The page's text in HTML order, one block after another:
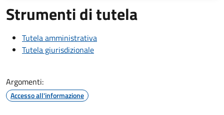
Strumenti di tutela
Tutela amministrativa
Tutela giurisdizionale
Argomenti:
Accesso all'informazione